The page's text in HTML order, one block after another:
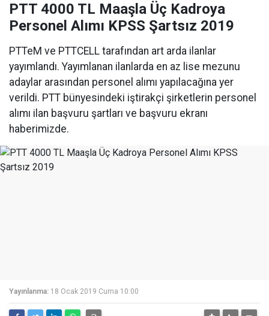
PTT 4000 TL Maaşla Üç Kadroya
Personel Alımı KPSS Şartsız 2019
PTTeM ve PTTCELL tarafından art arda ilanlar
yayımlandı. Yayımlanan ilanlarda en az lise mezunu
adaylar arasından personel alımı yapılacağına yer
verildi. PTT bünyesindeki iştirakçi şirketlerin personel
alımı ilan başvuru şartları ve başvuru ekranı
haberimizde.
Yayınlanma: 18 Ocak 2019 Cuma 10:00